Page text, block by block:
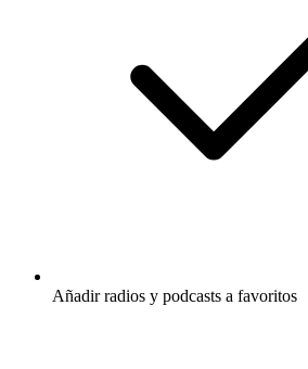
Añadir radios y podcasts a favoritos